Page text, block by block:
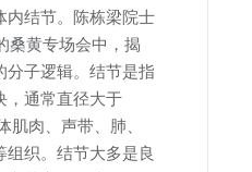
内结节。陈栋梁院士
桑黄专场会中，揭
分子逻辑。结节是指
，通常直径大于
肌肉、声带、肺、
组织。结节大多是良